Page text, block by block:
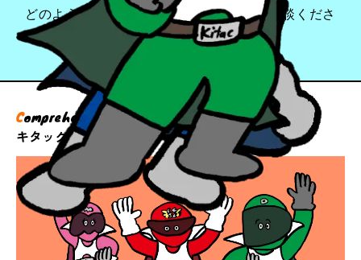
どのようなことでも、まずはお気軽にご相談くださ
い。
ComprehensiveGrowth solutions
キタックのサービス